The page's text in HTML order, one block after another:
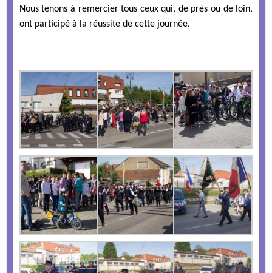
Nous tenons à remercier tous ceux qui, de près ou de loin,
ont participé à la réussite de cette journée.